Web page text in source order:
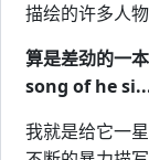
描绘的许多人
算是差劲的一
song of he
我就是给它一